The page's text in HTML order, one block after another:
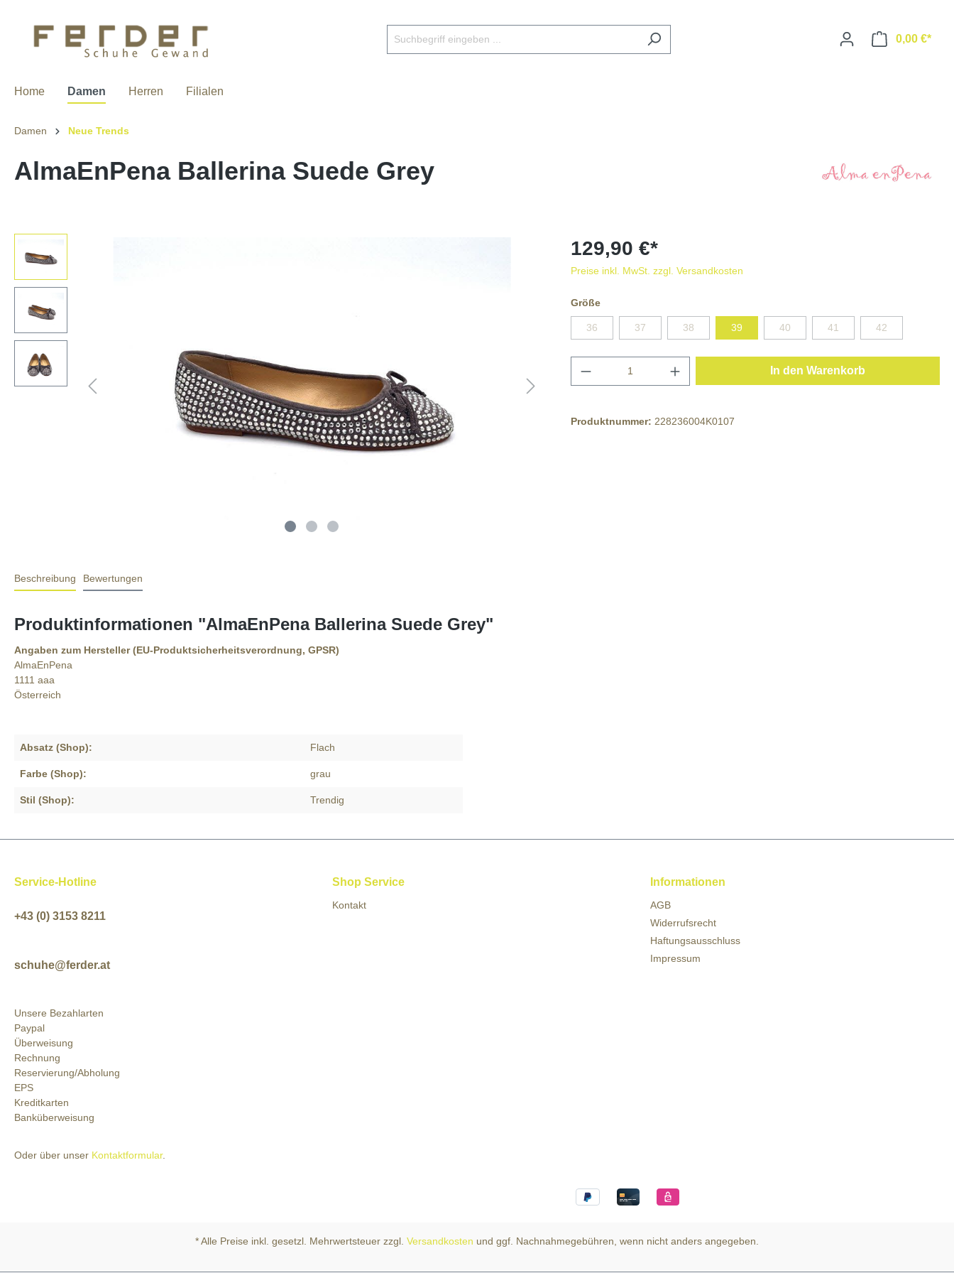
0,00 €*
Home Damen Herren Filialen
Damen Neue Trends
AlmaEnPena Ballerina Suede Grey
129,90 €*
Preise inkl. MwSt. zzgl. Versandkosten
Größe
36 37 38 39 40 41 42
In den Warenkorb
Produktnummer: 228236004K0107
Beschreibung Bewertungen
Produktinformationen "AlmaEnPena Ballerina Suede Grey"
Angaben zum Hersteller (EU-Produktsicherheitsverordnung, GPSR)
AlmaEnPena
1111 aaa
Österreich
Absatz (Shop): Flach
Farbe (Shop): grau
Stil (Shop): Trendig
Service-Hotline
+43 (0) 3153 8211
schuhe@ferder.at
Unsere Bezahlarten
Paypal
Überweisung
Rechnung
Reservierung/Abholung
EPS
Kreditkarten
Banküberweisung
Oder über unser Kontaktformular.
Shop Service
Kontakt
Informationen
AGB
Widerrufsrecht
Haftungsausschluss
Impressum
* Alle Preise inkl. gesetzl. Mehrwertsteuer zzgl. Versandkosten und ggf. Nachnahmegebühren, wenn nicht anders angegeben.